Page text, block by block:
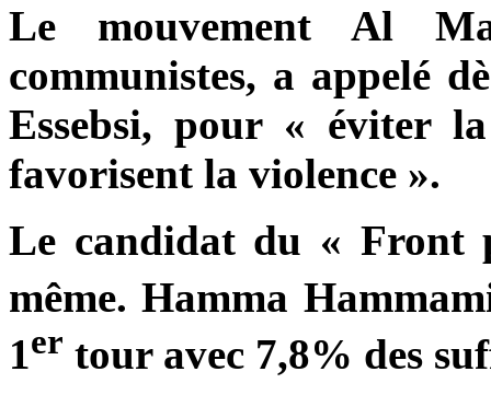
Le mouvement Al
communistes, a appelé
Essebsi, pour « éviter
favorisent la violence ».
Le candidat du « Front
même. Hamma
1er tour avec 7,8% des